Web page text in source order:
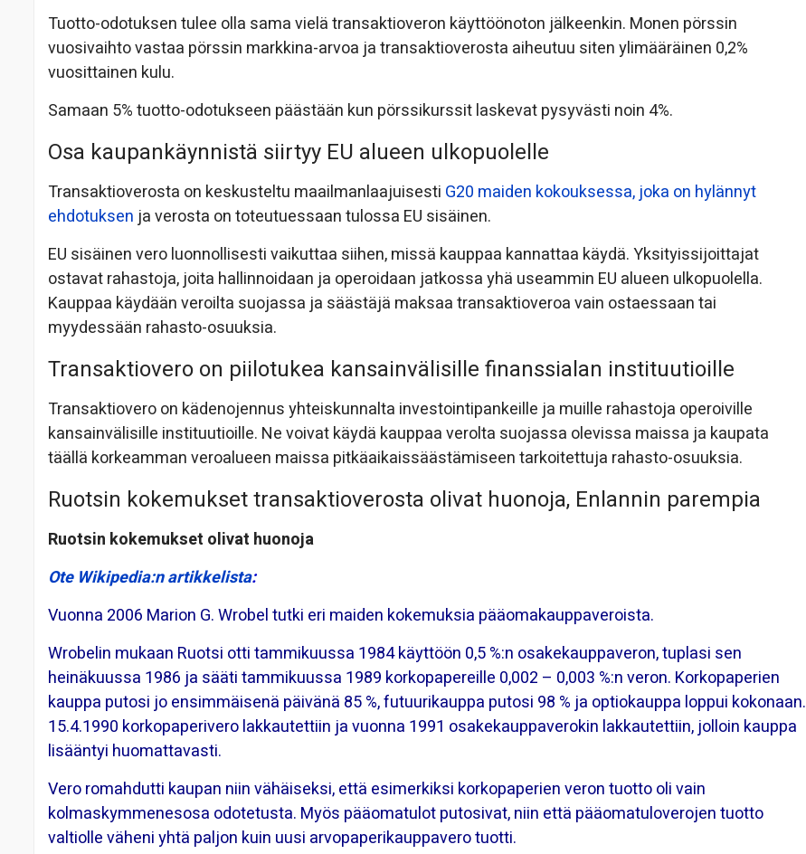
Tuotto-odotuksen tulee olla sama vielä transaktioveron käyttöönoton jälkeenkin. Monen pörssin
vuosivaihto vastaa pörssin markkina-arvoa ja transaktioverosta aiheutuu siten ylimääräinen 0,2%
vuosittainen kulu.
Samaan 5% tuotto-odotukseen päästään kun pörssikurssit laskevat pysyvästi noin 4%.
Osa kaupankäynnistä siirtyy EU alueen ulkopuolelle
Transaktioverosta on keskusteltu maailmanlaajuisesti G20 maiden kokouksessa, joka on hylännyt
ehdotuksen ja verosta on toteutuessaan tulossa EU sisäinen.
EU sisäinen vero luonnollisesti vaikuttaa siihen, missä kauppaa kannattaa käydä. Yksityissijoittajat
ostavat rahastoja, joita hallinnoidaan ja operoidaan jatkossa yhä useammin EU alueen ulkopuolella.
Kauppaa käydään veroilta suojassa ja säästäjä maksaa transaktioveroa vain ostaessaan tai
myydessään rahasto-osuuksia.
Transaktiovero on piilotukea kansainvälisille finanssialan instituutioille
Transaktiovero on kädenojennus yhteiskunnalta investointipankeille ja muille rahastoja operoiville
kansainvälisille instituutioille. Ne voivat käydä kauppaa verolta suojassa olevissa maissa ja kaupata
täällä korkeamman veroalueen maissa pitkäaikaissäästämiseen tarkoitettuja rahasto-osuuksia.
Ruotsin kokemukset transaktioverosta olivat huonoja, Enlannin parempia
Ruotsin kokemukset olivat huonoja
Ote Wikipedia:n artikkelista:
Vuonna 2006 Marion G. Wrobel tutki eri maiden kokemuksia pääomakauppaveroista.
Wrobelin mukaan Ruotsi otti tammikuussa 1984 käyttöön 0,5 %:n osakekauppaveron, tuplasi sen
heinäkuussa 1986 ja sääti tammikuussa 1989 korkopapereille 0,002 – 0,003 %:n veron. Korkopaperien
kauppa putosi jo ensimmäisenä päivänä 85 %,futuurikauppa putosi 98 % ja optiokauppa loppui kokonaan.
15.4.1990 korkopaperivero lakkautettiin ja vuonna 1991 osakekauppaverokin lakkautettiin, jolloin kauppa
lisääntyi huomattavasti.
Vero romahdutti kaupan niin vähäiseksi, että esimerkiksi korkopaperien veron tuotto oli vain
kolmaskymmenesosa odotetusta. Myös pääomatulot putosivat, niin että pääomatuloverojen tuotto
valtiolle väheni yhtä paljon kuin uusi arvopaperikauppavero tuotti.